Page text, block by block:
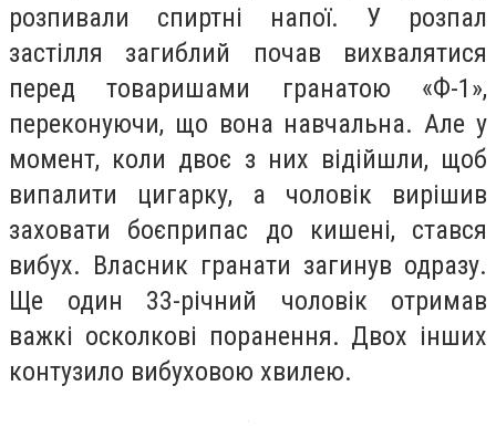
розпивали спиртні напої. У розпал
застілля загиблий почав вихвалятися
перед товаришами гранатою «Ф-1»,
переконуючи, що вона навчальна. Але у
момент, коли двоє з них відійшли, щоб
випалити цигарку, а чоловік вирішив
заховати боєприпас до кишені, стався
вибух. Власник гранати загинув одразу.
Ще один 33-річний чоловік отримав
важкі осколкові поранення. Двох інших
контузило вибуховою хвилею.